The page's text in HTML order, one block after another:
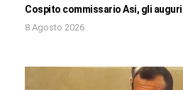
Cospito commissario Asi, gli
8 Agosto 2026